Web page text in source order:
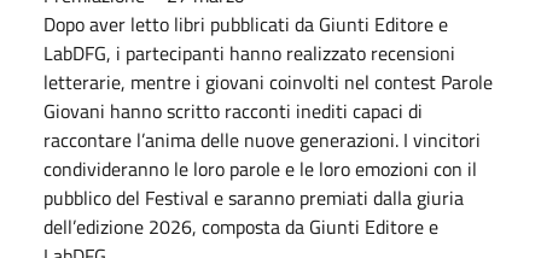
Dopo aver letto libri pubblicati da Giunti Editore e
LabDFG, i partecipanti hanno realizzato recensioni
letterarie, mentre i giovani coinvolti nel contest Parole
Giovani hanno scritto racconti inediti capaci di
raccontare l’anima delle nuove generazioni. I vincitori
condivideranno le loro parole e le loro emozioni con il
pubblico del Festival e saranno premiati dalla giuria
dell’edizione 2026, composta da Giunti Editore e